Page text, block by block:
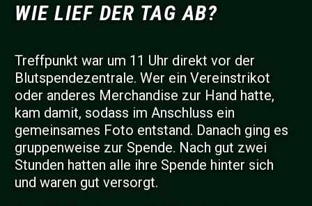
WIE LIEF DER TAG AB?
Treffpunkt war um 11 Uhr direkt vor der
Blutspendezentrale. Wer ein Vereinstrikot
oder anderes Merchandise zur Hand hatte,
kam damit, sodass im Anschluss ein
gemeinsames Foto entstand. Danach ging es
gruppenweise zur Spende. Nach gut zwei
Stunden hatten alle ihre Spende hinter sich
und waren gut versorgt.